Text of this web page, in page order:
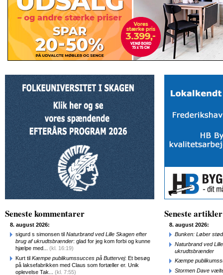
Seneste kommentarer
8. august 2026:
sigurd s simonsen til Naturbrand ved Lille Skagen efter
brug af ukrudtsbrænder: glad for jeg kom forbi og kunne
hjælpe med... (kl. 16:19)
Kurt til Kæmpe publikumssucces på Buttervej: Et besøg
på laksefabrikken med Claus som fortæller er. Unik
oplevelse Tak... (kl. 7:55)
Seneste artikler
8. august 2026:
Bunken: Løber
Naturbrand ved
ukrudtsbrænder
Kæmpe
Stormen Dave